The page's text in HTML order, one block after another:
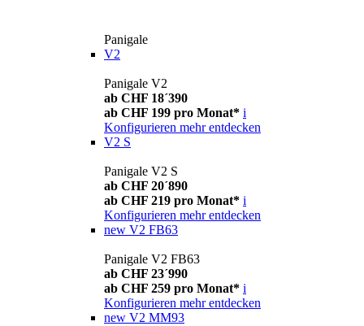
Panigale
V2
Panigale V2
ab CHF 18´390
ab CHF 199 pro Monat* i
Konfigurieren mehr entdecken
V2 S
Panigale V2 S
ab CHF 20´890
ab CHF 219 pro Monat* i
Konfigurieren mehr entdecken
new V2 FB63
Panigale V2 FB63
ab CHF 23´990
ab CHF 259 pro Monat* i
Konfigurieren mehr entdecken
new V2 MM93